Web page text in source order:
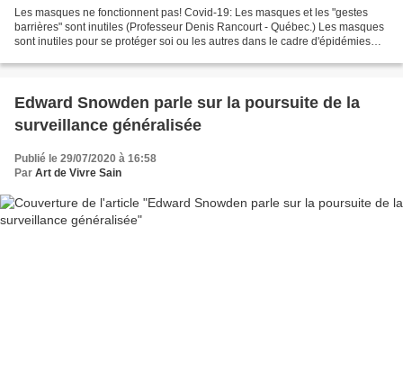
Les masques ne fonctionnent pas! Covid-19: Les masques et les "gestes
barrières" sont inutiles (Professeur Denis Rancourt - Québec.) Les masques
sont inutiles pour se protéger soi ou les autres dans le cadre d'épidémies
Edward Snowden parle sur la poursuite de la
surveillance généralisée
Publié le 29/07/2020 à 16:58
Par Art de Vivre Sain